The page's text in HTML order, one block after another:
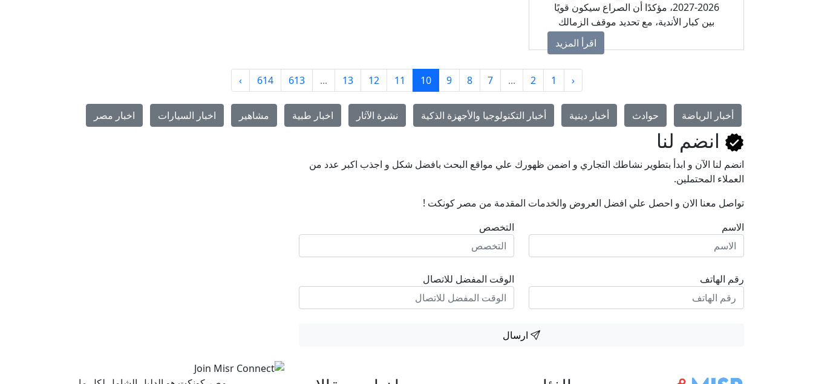
2026-2027، مؤكدًا أن الصراع سيكون قويًا
بين كبار الأندية، مع تحديد موقف الزمالك
وبيراميدز من سباق التتويج باللقب.اقرأ المزيد
‹
1
2
...
7
8
9
10
11
12
13
...
613
614
›
أخبار الرياضة حوادث أخبار دينية أخبار التكنولوجيا والأجهزة الذكية نشرة الآثار اخبار طبية مشاهير اخبار السيارات اخبار مصر
انضم لنا
انضم لنا اﻵن و ابدأ بتطوير نشاطك التجاري و اضمن ظهورك علي مواقع البحث بافضل شكل و اجذب اكبر عدد من
العملاء المحتملين.
تواصل معنا الان و احصل علي افضل العروض والخدمات المقدمة من مصر كونكت !
الاسم
رقم الهاتف
التخصص
الوقت المفضل للاتصال
ارسال